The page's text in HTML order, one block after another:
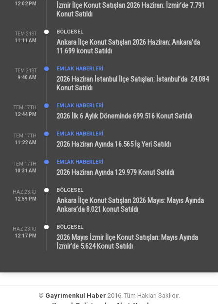
12:02 PM
İzmir İlçe Konut Satışları 2026 Haziran: İzmir’de 7.791
Konut Satıldı
TEM 21ST
11:11 AM
BÖLGESEL
Ankara İlçe Konut Satışları 2026 Haziran: Ankara’da
11.699 konut Satıldı
TEM 21ST
9:40 AM
EMLAK HABERLERI
2026 Haziran İstanbul İlçe Satışları: İstanbul’da 24.084
Konut Satıldı
TEM 17TH
12:44 PM
EMLAK HABERLERI
2026 İlk 6 Aylık Döneminde 699.516 Konut Satıldı
TEM 17TH
11:22 AM
EMLAK HABERLERI
2026 Haziran Ayında 16.565 İş Yeri Satıldı
TEM 17TH
10:31 AM
EMLAK HABERLERI
2026 Haziran Ayında 129.979 Konut Satıldı
HAZ 23RD
12:59 PM
BÖLGESEL
Ankara İlçe Konut Satışları 2026 Mayıs: Mayıs Ayında
Ankara’da 8.021 konut Satıldı
HAZ 23RD
12:17 PM
BÖLGESEL
2026 Mayıs İzmir İlçe Konut Satışları: Mayıs Ayında
İzmir’de 5.624 Konut Satıldı
© Gayrimenkul Haber 2016. Tüm Hakları Saklıdır.